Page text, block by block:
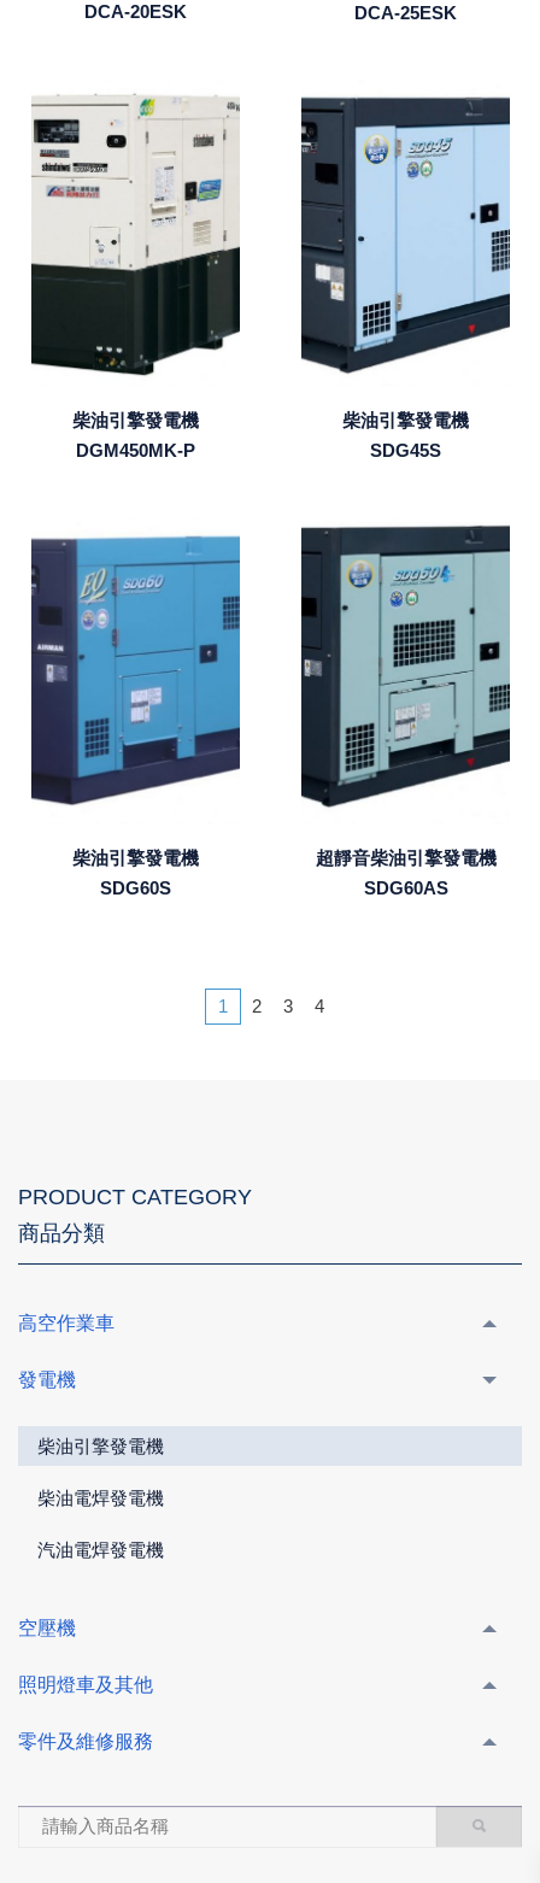
DCA-20ESK
DCA-25ESK
柴油引擎發電機
DGM450MK-P
柴油引擎發電機
SDG45S
柴油引擎發電機
SDG60S
超靜音柴油引擎發電機
SDG60AS
1 2 3 4
PRODUCT CATEGORY
商品分類
高空作業車
發電機
柴油引擎發電機
柴油電焊發電機
汽油電焊發電機
空壓機
照明燈車及其他
零件及維修服務